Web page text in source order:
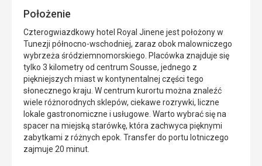
Położenie
Czterogwiazdkowy hotel Royal Jinene jest położony w
Tunezji północno-wschodniej, zaraz obok malowniczego
wybrzeża śródziemnomorskiego. Placówka znajduje się
tylko 3 kilometry od centrum Sousse, jednego z
piękniejszych miast w kontynentalnej części tego
słonecznego kraju. W centrum kurortu można znaleźć
wiele różnorodnych sklepów, ciekawe rozrywki, liczne
lokale gastronomiczne i usługowe. Warto wybrać się na
spacer na miejską starówkę, która zachwyca pięknymi
zabytkami z różnych epok. Transfer do portu lotniczego
zajmuje 20 minut.